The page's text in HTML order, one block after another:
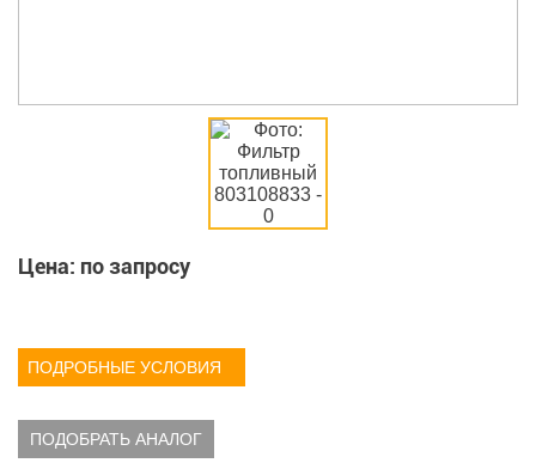
Цена: по запросу
ПОДРОБНЫЕ УСЛОВИЯ
ПОДОБРАТЬ АНАЛОГ